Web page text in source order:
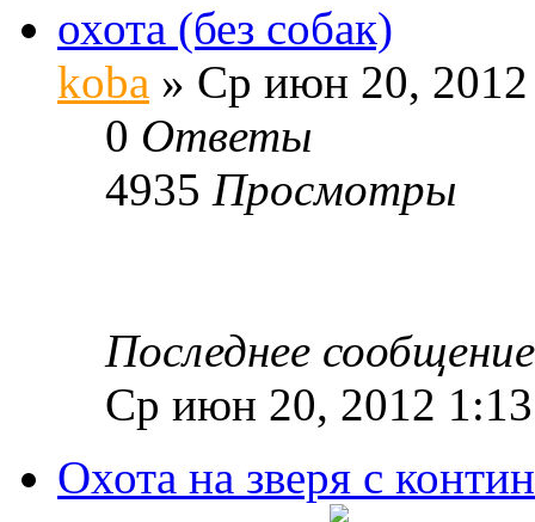
охота (без собак)
koba » Ср июн 20,
0 Ответы
4935 Просмотры
Последнее
Ср июн 20, 2012
Охота на зверя с